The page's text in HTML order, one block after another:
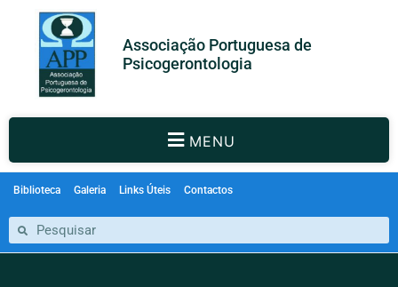
Associação Portuguesa de
Psicogerontologia
MENU
Biblioteca Galeria Links Úteis Contactos